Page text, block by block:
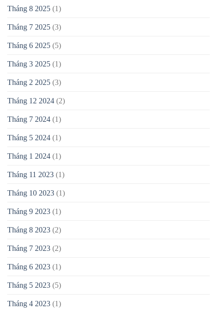
Tháng 8 2025 (1)
Tháng 7 2025 (3)
Tháng 6 2025 (5)
Tháng 3 2025 (1)
Tháng 2 2025 (3)
Tháng 12 2024 (2)
Tháng 7 2024 (1)
Tháng 5 2024 (1)
Tháng 1 2024 (1)
Tháng 11 2023 (1)
Tháng 10 2023 (1)
Tháng 9 2023 (1)
Tháng 8 2023 (2)
Tháng 7 2023 (2)
Tháng 6 2023 (1)
Tháng 5 2023 (5)
Tháng 4 2023 (1)